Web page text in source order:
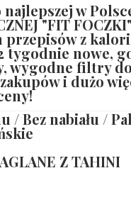
najlepszej w
"FIT
z
tygodnie nowe,
wygodne filtry
i dużo
/Bez nabiału /
Z TAHINI